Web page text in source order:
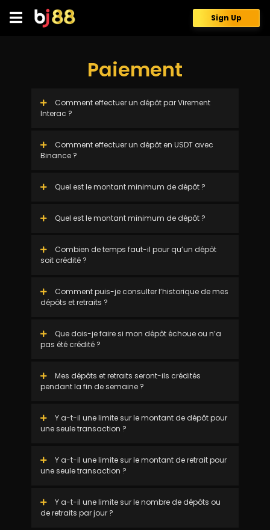
content
Sign Up
Paiement
Comment effectuer un dépôt par Virement
Interac ?
Comment effectuer un dépôt en USDT avec
Binance ?
Quel est le montant minimum de dépôt ?
Quel est le montant minimum de dépôt ?
Combien de temps faut-il pour qu’un dépôt
soit crédité ?
Comment puis-je consulter l’historique de mes
dépôts et retraits ?
Que dois-je faire si mon dépôt échoue ou n’a
pas été crédité ?
Mes dépôts et retraits seront-ils crédités
pendant la fin de semaine ?
Y a-t-il une limite sur le montant de dépôt pour
une seule transaction ?
Y a-t-il une limite sur le montant de retrait pour
une seule transaction ?
Y a-t-il une limite sur le nombre de dépôts ou
de retraits par jour ?